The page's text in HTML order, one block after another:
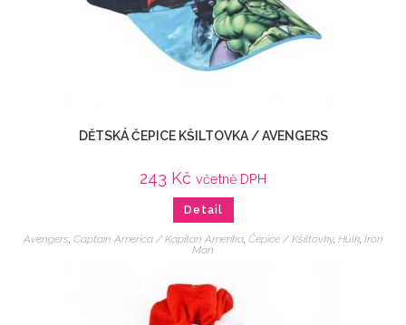
DĚTSKÁ ČEPICE KŠILTOVKA / AVENGERS
243 Kč včetně DPH
Detail
Avengers Captain America / Kapitán Amerika, Čepice / Kšiltovky, Hulk, Iron
Man